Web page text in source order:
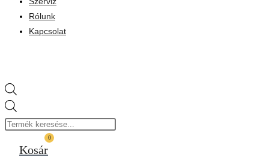
Rólunk
Kapcsolat
search
0
Kosár